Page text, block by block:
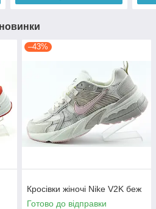
–43%
Кросівки жіночі Nike V2K беж
Готово до відправки